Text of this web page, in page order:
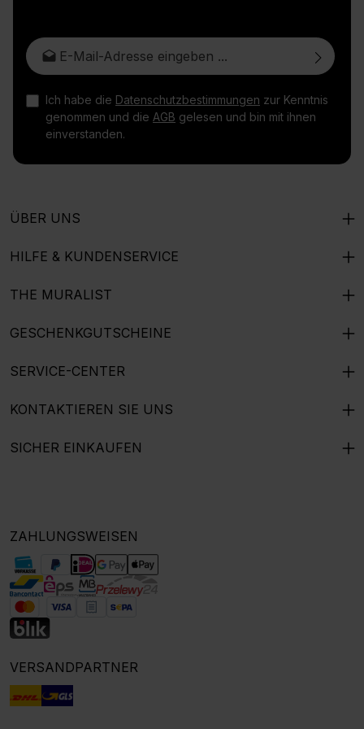
E-Mail-Adresse*
Ich habe die Datenschutzbestimmungen zur Kenntnis
genommen und die AGB gelesen und bin mit ihnen
einverstanden.
ÜBER UNS
HILFE & KUNDENSERVICE
THE MURALIST
GESCHENKGUTSCHEINE
SERVICE-CENTER
KONTAKTIEREN SIE UNS
SICHER EINKAUFEN
ZAHLUNGSWEISEN
VERSANDPARTNER